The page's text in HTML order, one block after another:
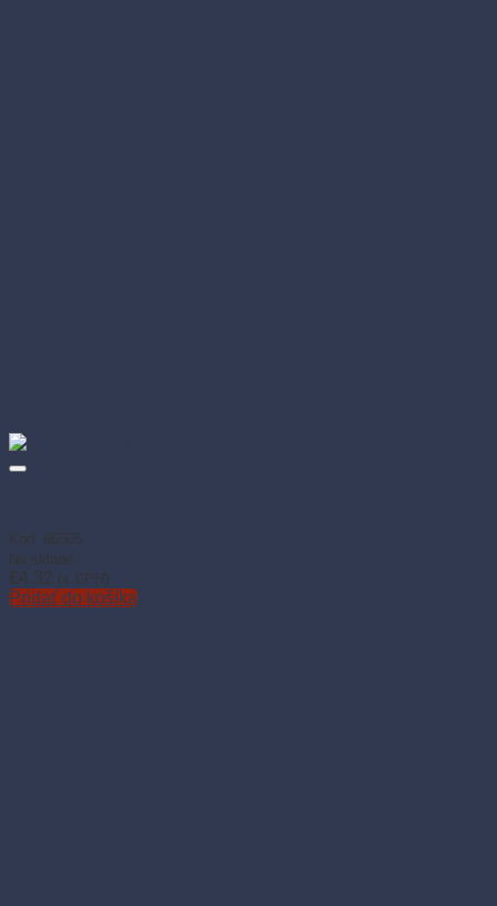
Kód: 66505
Na sklade
€4.32 (s DPH)
Pridať do košíka